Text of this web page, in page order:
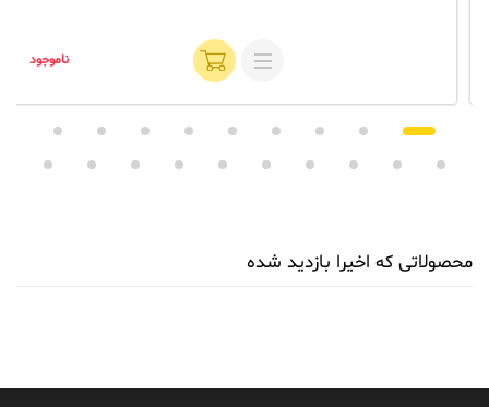
ناموجود
محصولاتی که اخیرا بازدید شده